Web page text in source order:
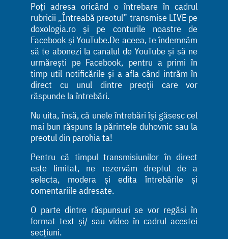
Poți adresa oricând o întrebare în cadrul
rubricii „Întreabă preotul” transmise LIVE pe
doxologia.ro și pe conturile noastre de
Facebook și YouTube.De aceea, te îndemnăm
să te abonezi la canalul de YouTube și să ne
urmărești pe Facebook, pentru a primi în
timp util notificările și a afla când intrăm în
direct cu unul dintre preoții care vor
răspunde la întrebări.
Nu uita, însă, că unele întrebări își găsesc cel
mai bun răspuns la părintele duhovnic sau la
preotul din parohia ta!
Pentru că timpul transmisiunilor în direct
este limitat, ne rezervăm dreptul de a
selecta, modera și edita întrebările și
comentariile adresate.
O parte dintre răspunsuri se vor regăsi în
format text și/ sau video în cadrul acestei
secțiuni.